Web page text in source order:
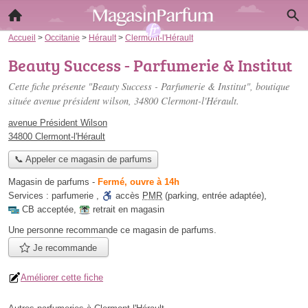
Accueil > Occitanie > Hérault > Clermont-l'Hérault
Beauty Success - Parfumerie & Institut
Cette fiche présente "Beauty Success - Parfumerie & Institut", boutique
située avenue président wilson, 34800 Clermont-l'Hérault.
avenue Président Wilson
34800 Clermont-l'Hérault
📞 Appeler ce magasin de parfums
Magasin de parfums - Fermé, ouvre à 14h
Services : parfumerie , accès PMR (parking, entrée adaptée),
CB acceptée,
retrait en magasin
Une personne recommande ce magasin de parfums.
Je recommande
Améliorer cette fiche